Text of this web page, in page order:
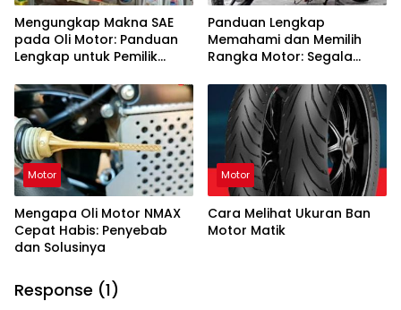
Mengungkap Makna SAE
pada Oli Motor: Panduan
Lengkap untuk Pemilik
Panduan Lengkap
Memahami dan Memilih
Rangka Motor: Segala
Motor
Mengapa Oli Motor NMAX
Cepat Habis: Penyebab
dan Solusinya
Motor
Cara Melihat Ukuran Ban
Motor Matik
Response (1)